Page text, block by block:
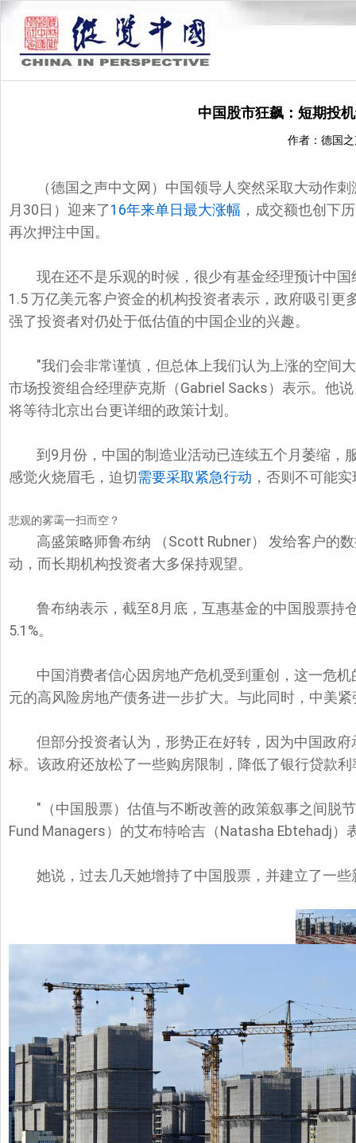
中国股市狂飙：短期投
作者：德国
（德国之声中文网）中国领导人突然采取大动作
月30日）迎来了16年来单日最大涨幅 ，成交额也创下
再次押注中国。
现在还不是乐观的时候，很少有基金经理预计中
1.5 万亿美元客户资金的机构投资者表示，政府吸引
强了投资者对仍处于低估值的中国企业的兴趣。
"我们会非常谨慎，但总体上我们认为上涨的空间
市场投资组合经理萨克斯（Gabriel Sacks）表示。他
将等待北京出台更详细的政策计划。
到9月份，中国的制造业活动已连续五个月萎缩，
感觉火烧眉毛，迫切 需要采取紧急行动 ，否则不可能
悲观的雾霭一扫而空？
高盛策略师鲁布纳 （Scott Rubner） 发给客户的
动，而长期机构投资者大多保持观望。
鲁布纳表示，截至8月底，互惠基金的中国股票持
5.1%。
中国消费者信心因房地产危机受到重创，这一危
元的高风险房地产债务进一步扩大。与此同时，中美
但部分投资者认为，形势正在好转，因为中国政
标。该政府还放松了一些购房限制，降低了银行贷款
"（中国股票）估值与不断改善的政策叙事之间脱
Fund Managers）的艾布特哈吉（Natasha Ebtehadj）
她说，过去几天她增持了中国股票，并建立了一些